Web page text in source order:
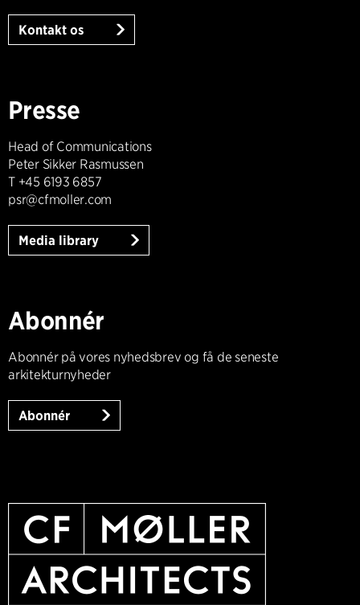
Kontakt os
Presse
Head of Communications
Peter Sikker Rasmussen
T +45 6193 6857
psr@cfmoller.com
Media library
Abonnér
Abonnér på vores nyhedsbrev og få de seneste
arkitekturnyheder
Abonnér